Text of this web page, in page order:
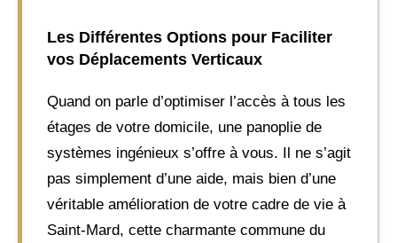
Les Différentes Options pour Faciliter
vos Déplacements Verticaux
Quand on parle d’optimiser l’accès à tous les
étages de votre domicile, une panoplie de
systèmes ingénieux s’offre à vous. Il ne s’agit
pas simplement d’une aide, mais bien d’une
véritable amélioration de votre cadre de vie à
Saint-Mard, cette charmante commune du